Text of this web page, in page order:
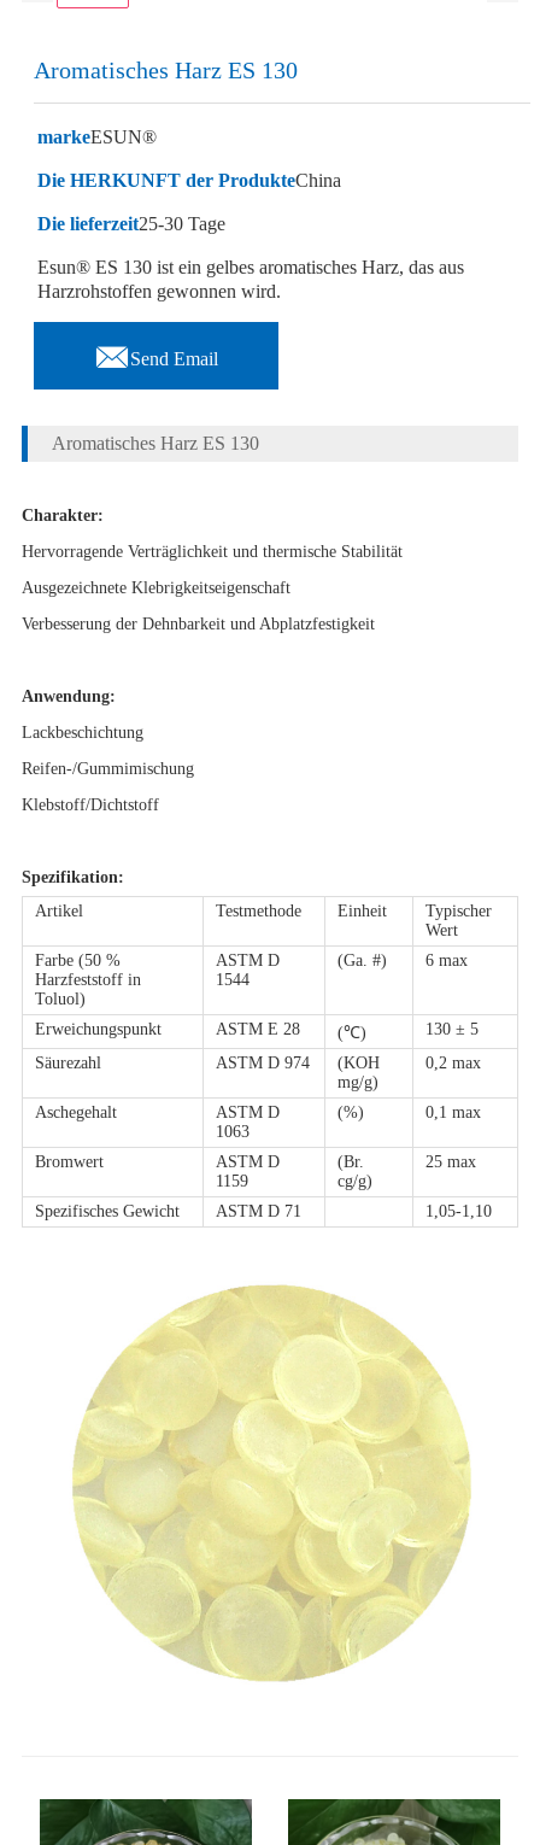
Aromatisches Harz ES 130
markeESUN®
Die HERKUNFT der ProdukteChina
Die lieferzeit25-30 Tage
Esun® ES 130 ist ein gelbes aromatisches Harz, das aus
Harzrohstoffen gewonnen wird.
Send Email
Aromatisches Harz ES 130
Charakter:
Hervorragende Verträglichkeit und thermische Stabilität
Ausgezeichnete Klebrigkeitseigenschaft
Verbesserung der Dehnbarkeit und Abplatzfestigkeit
Anwendung:
Lackbeschichtung
Reifen-/Gummimischung
Klebstoff/Dichtstoff
Spezifikation:
Artikel
Testmethode Einheit
Typischer
Wert
Farbe (50 %
Harzfeststoff in
Toluol)
ASTM D
1544
(Ga. #) 6 max
Erweichungspunkt ASTM E 28 (℃)
130 ± 5
Säurezahl
ASTM D 974
(KOH
mg/g)
0,2 max
Aschegehalt
ASTM D
1063
(%) 0,1 max
Bromwert
ASTM D
1159
(Br.
cg/g)
25 max
Spezifisches Gewicht ASTM D 71 1,05-1,10